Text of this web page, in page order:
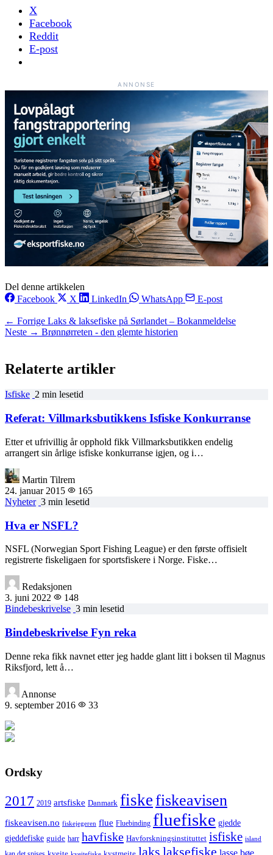
X
Facebook
Reddit
E-post
ANNONSE
Del denne artikkelen
Facebook
X LinkedIn WhatsApp E-post
← Forrige Laks & laksefiske på Sørlandet – Bokanmeldelse
Neste → Brønnørreten - den glemte historien
Relaterte artikler
Isfiske 2 min lesetid
Referat: Villmarksbutikkens Isfiske Konkurranse
Etter et ufrivillig år opphold fikk Villmarksbutikken endelig
arrangert sin årlige isfiske konkurranse igjen, og i…
Martin Tilrem
24. januar 2015
165
Nyheter 3 min lesetid
Hva er NSFL?
NSFL (Norwegian Sport Fishing League) er den første offisielt
registrerte fiskeligaen for sportsfiskere i Norge. Fiske…
Redaksjonen
3. juni 2022
148
Bindebeskrivelse 3 min lesetid
Bindebeskrivelse Fyn reka
Denne reka fikk navnet etter jeg hadde glant litt i boksen til Magnus
Riksfjord, lett å…
Annonse
9. september 2016
33
Ordsky
2017 2019 artsfiske Danmark fiskefiskeavisen
fiskeavisen.no fiskejegeren flue Fluebinding fluefiske gjedde
gjeddefiske guide harr havfiske Havforskningsinstituttet isfiske island
laks laksefiske